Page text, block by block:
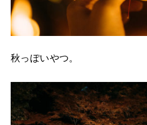
秋っぽいやつ。